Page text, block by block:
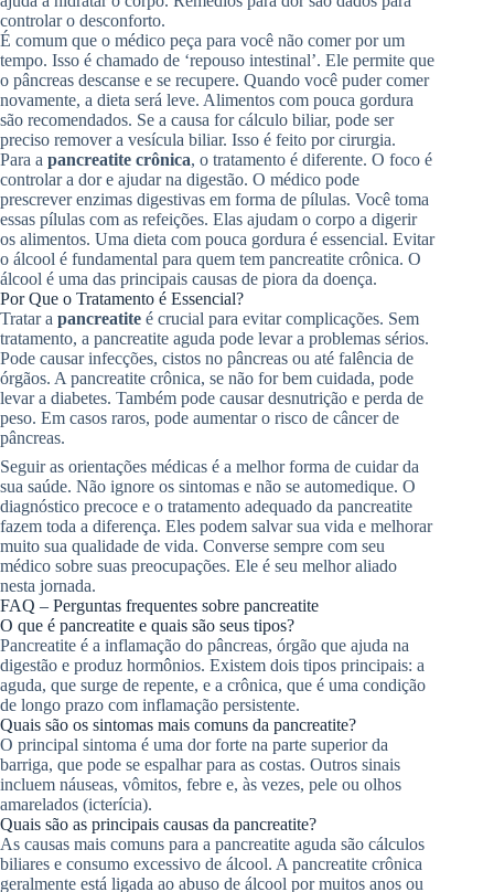
controlar o desconforto.
É comum que o médico peça para você não comer por um
tempo. Isso é chamado de ‘repouso intestinal’. Ele permite que
o pâncreas descanse e se recupere. Quando você puder comer
novamente, a dieta será leve. Alimentos com pouca gordura
são recomendados. Se a causa for cálculo biliar, pode ser
preciso remover a vesícula biliar. Isso é feito por cirurgia.
Para a pancreatite crônica, o tratamento é diferente. O foco é
controlar a dor e ajudar na digestão. O médico pode
prescrever enzimas digestivas em forma de pílulas. Você toma
essas pílulas com as refeições. Elas ajudam o corpo a digerir
os alimentos. Uma dieta com pouca gordura é essencial. Evitar
o álcool é fundamental para quem tem pancreatite crônica. O
álcool é uma das principais causas de piora da doença.
Por Que o Tratamento é Essencial?
Tratar a pancreatite é crucial para evitar complicações. Sem
tratamento, a pancreatite aguda pode levar a problemas sérios.
Pode causar infecções, cistos no pâncreas ou até falência de
órgãos. A pancreatite crônica, se não for bem cuidada, pode
levar a diabetes. Também pode causar desnutrição e perda de
peso. Em casos raros, pode aumentar o risco de câncer de
pâncreas.
Seguir as orientações médicas é a melhor forma de cuidar da
sua saúde. Não ignore os sintomas e não se automedique. O
diagnóstico precoce e o tratamento adequado da pancreatite
fazem toda a diferença. Eles podem salvar sua vida e melhorar
muito sua qualidade de vida. Converse sempre com seu
médico sobre suas preocupações. Ele é seu melhor aliado
nesta jornada.
FAQ – Perguntas frequentes sobre pancreatite
O que é pancreatite e quais são seus tipos?
Pancreatite é a inflamação do pâncreas, órgão que ajuda na
digestão e produz hormônios. Existem dois tipos principais: a
aguda, que surge de repente, e a crônica, que é uma condição
de longo prazo com inflamação persistente.
Quais são os sintomas mais comuns da pancreatite?
O principal sintoma é uma dor forte na parte superior da
barriga, que pode se espalhar para as costas. Outros sinais
incluem náuseas, vômitos, febre e, às vezes, pele ou olhos
amarelados (icterícia).
Quais são as principais causas da pancreatite?
As causas mais comuns para a pancreatite aguda são cálculos
biliares e consumo excessivo de álcool. A pancreatite crônica
geralmente está ligada ao abuso de álcool por muitos anos ou